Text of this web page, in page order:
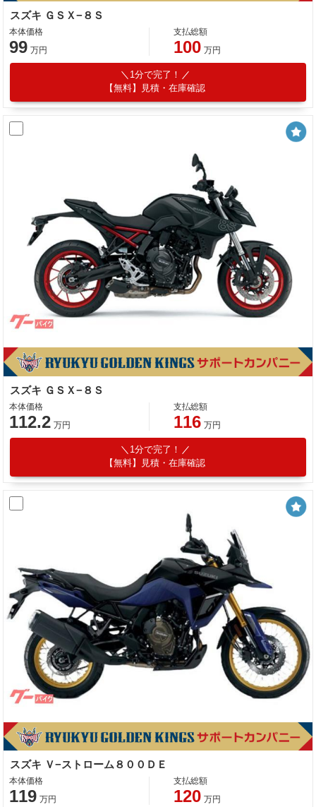
スズキ ＧＳＸ−８Ｓ
本体価格
99 万円
支払総額
100 万円
1分で完了！
【無料】見積・在庫確認
スズキ ＧＳＸ−８Ｓ
本体価格
112.2 万円
支払総額
116 万円
1分で完了！
【無料】見積・在庫確認
スズキ Ｖ−ストローム８００ＤＥ
本体価格
119 万円
支払総額
120 万円